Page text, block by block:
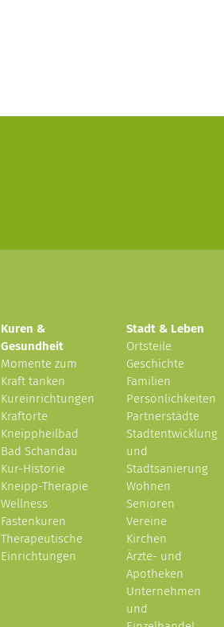
Kuren &
Gesundheit
Momente zum
Kraft tanken
Kureinrichtungen
Kraftorte
Kneippheilbad
Bad Schandau
Kur-Historie
Kneipp-Therapie
Wellness
Fastenkuren
Therapeutische
Einrichtungen
Stadt & Leben
Ortsteile
Geschichte
Familien
Persönlichkeiten
Partnerstädte
Stadtentwicklung
und
Stadtsanierung
Wohnen
Senioren
Vereine
Kirchen
Ärzte- und
Apotheken
Unternehmen
und